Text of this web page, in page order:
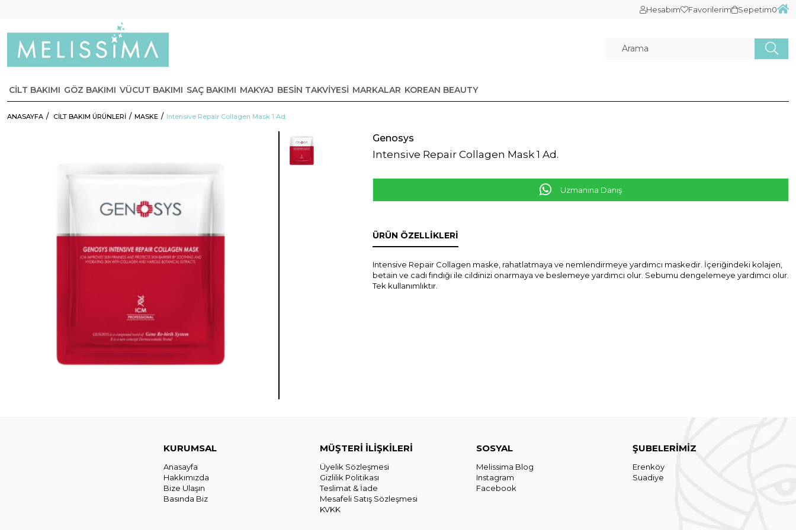
Hesabım Favorilerim Sepetim0
CİLT BAKIMI GÖZ BAKIMI VÜCUT BAKIMI SAÇ BAKIMI MAKYAJ BESİN TAKVİYESİ MARKALAR KOREAN BEAUTY
ANASAYFA CİLT BAKIM ÜRÜNLERİ MASKE Intensive Repair Collagen Mask 1 Ad.
Intensive Repair Collagen Mask 1 Ad.
Genosys
Uzmanına Danış
ÜRÜN ÖZELLIKLERI
Intensive Repair Collagen maske, rahatlatmaya ve nemlendirmeye yardımcı maskedir. İçeriğindeki kolajen,
betain ve cadı fındığı ile cildinizi onarmaya ve beslemeye yardımcı olur. Sebumu dengelemeye yardımcı olur.
Tek kullanımlıktır.
KURUMSAL
Anasayfa
Hakkımızda
Bize Ulaşın
Basında Biz
MÜŞTERİ İLİŞKİLERİ
Üyelik Sözleşmesi
Gizlilik Politikası
Teslimat & İade
Mesafeli Satış Sözleşmesi
KVKK
SOSYAL
Melissima Blog
Instagram
Facebook
ŞUBELERİMİZ
Erenköy
Suadiye